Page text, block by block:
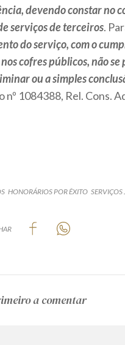
devendo constar no
serviços de terceiros.
do serviço, com o
cofres públicos, não
ou a simples
nº 1084388, Rel. Cons.
HONORÁRIOS POR ÊXITO SERVIÇOS
a comentar